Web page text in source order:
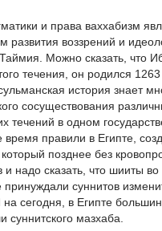
и права ваххабизм
развития воззрений и
Можно сказать, что
течения, он родился
история знает
сосуществования
течений в одном
правили в Египте,
позднее без
и надо сказать, что шииты
суннитов
сегодня, в Египте
суннитского мазхаба.